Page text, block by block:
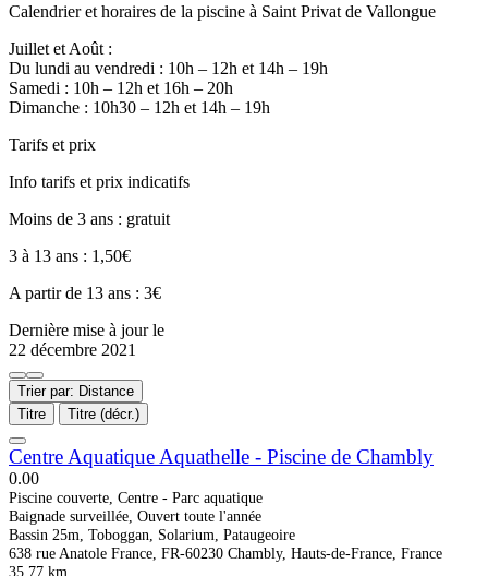
Calendrier et horaires de la piscine à Saint Privat de Vallongue
Juillet et Août :
Du lundi au vendredi : 10h – 12h et 14h – 19h
Samedi : 10h – 12h et 16h – 20h
Dimanche : 10h30 – 12h et 14h – 19h
Tarifs et prix
Info tarifs et prix indicatifs
Moins de 3 ans : gratuit
3 à 13 ans : 1,50€
A partir de 13 ans : 3€
Dernière mise à jour le
22 décembre 2021
Trier par: Distance
Titre
Titre (décr.)
Centre Aquatique Aquathelle - Piscine de Chambly
0.00
Piscine couverte, Centre - Parc aquatique
Baignade surveillée, Ouvert toute l'année
Bassin 25m, Toboggan, Solarium, Pataugeoire
638 rue Anatole France, FR-60230 Chambly, Hauts-de-France, France
35.77 km